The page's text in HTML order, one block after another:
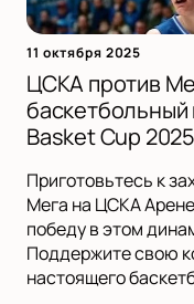
11 октября 2025
ЦСКА против
баскетбольный
Basket Cup 2025
Приготовьтесь к
Мега на ЦСКА
победу в этом
Поддержите свою
настоящего